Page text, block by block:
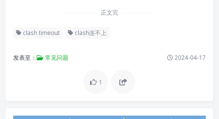
正文完
clash timeout clash连不上
发表至： 常见问题 2024-04-17
1